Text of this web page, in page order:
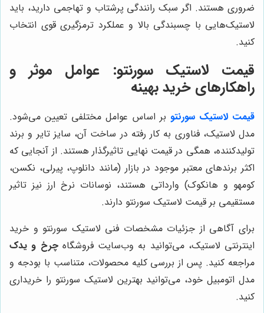
ضروری هستند. اگر سبک رانندگی پرشتاب و تهاجمی دارید، باید
لاستیک‌هایی با چسبندگی بالا و عملکرد ترمزگیری قوی انتخاب
کنید.
قیمت لاستیک سورنتو: عوامل موثر و
راهکارهای خرید بهینه
قیمت لاستیک سورنتو بر اساس عوامل مختلفی تعیین می‌شود.
مدل لاستیک، فناوری به کار رفته در ساخت آن، سایز تایر و برند
تولیدکننده، همگی در قیمت نهایی تاثیرگذار هستند. از آنجایی که
اکثر برندهای معتبر موجود در بازار (مانند دانلوپ، پیرلی، نکسن،
کومهو و هانکوک) وارداتی هستند، نوسانات نرخ ارز نیز تاثیر
مستقیمی بر قیمت لاستیک سورنتو دارند.
برای آگاهی از جزئیات مشخصات فنی لاستیک سورنتو و خرید
اینترنتی لاستیک، می‌توانید به وب‌سایت فروشگاهچرخ و یدک
مراجعه کنید. پس از بررسی کلیه محصولات، متناسب با بودجه و
مدل اتومبیل خود، می‌توانید بهترین لاستیک سورنتو را خریداری
کنید.